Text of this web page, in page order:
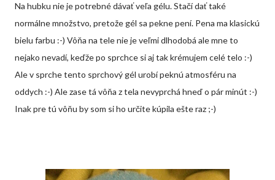
Na hubku nie je potrebné dávať veľa gélu. Stačí dať také
normálne množstvo, pretože gél sa pekne pení. Pena ma klasickú
bielu farbu :-) Vôňa na tele nie je veľmi dlhodobá ale mne to
nejako nevadí, keďže po sprchce si aj tak krémujem celé telo :-)
Ale v sprche tento sprchový gél urobí peknú atmosféru na
oddych :-) Ale zase tá vôňa z tela nevyprchá hneď o pár minút :-)
Inak pre tú vôňu by som si ho určite kúpila ešte raz ;-)